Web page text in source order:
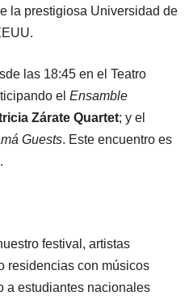
la prestigiosa Universidad de
las 18:45 en el Teatro
el Ensamble
Zárate Quartet; y el
Guests. Este encuentro es
festival, artistas
residencias con músicos
a estudiantes nacionales